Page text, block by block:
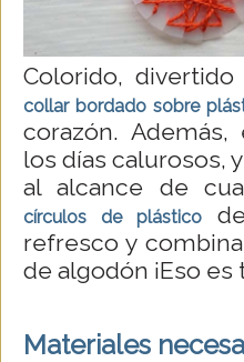
Colorido,
collar bordado sobre
corazón.
los días calurosos,
al alcance de
círculos de plástico
refresco y
de algodón ¡Eso es
Materiales